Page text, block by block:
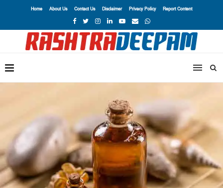
Home About Us Contact Us Disclaimer Privacy Policy Report Content